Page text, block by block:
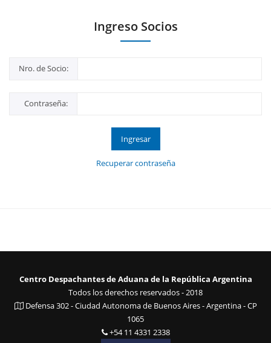
Ingreso Socios
Nro. de Socio:
Contraseña:
Ingresar
Recuperar contraseña
Centro Despachantes de Aduana de la República Argentina
Todos los derechos reservados - 2018
Defensa 302 - Ciudad Autonoma de Buenos Aires - Argentina - CP
1065
+54 11 4331 2338